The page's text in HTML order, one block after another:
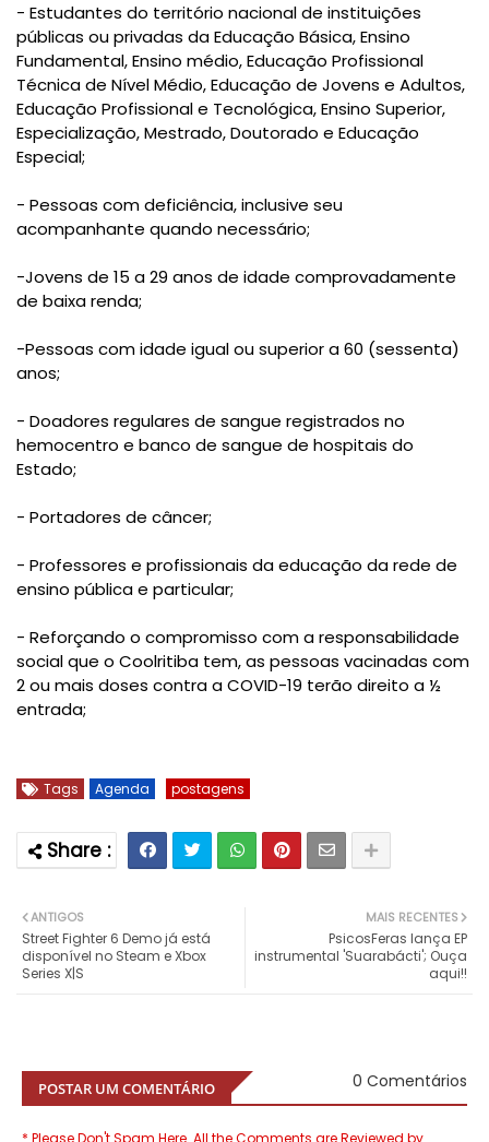
- Estudantes do território nacional de instituições
públicas ou privadas da Educação Básica, Ensino
Fundamental, Ensino médio, Educação Profissional
Técnica de Nível Médio, Educação de Jovens e Adultos,
Educação Profissional e Tecnológica, Ensino Superior,
Especialização, Mestrado, Doutorado e Educação
Especial;
- Pessoas com deficiência, inclusive seu
acompanhante quando necessário;
-Jovens de 15 a 29 anos de idade comprovadamente
de baixa renda;
-Pessoas com idade igual ou superior a 60 (sessenta)
anos;
- Doadores regulares de sangue registrados no
hemocentro e banco de sangue de hospitais do
Estado;
- Portadores de câncer;
- Professores e profissionais da educação da rede de
ensino pública e particular;
- Reforçando o compromisso com a responsabilidade
social que o Coolritiba tem, as pessoas vacinadas com
2 ou mais doses contra a COVID-19 terão direito a ½
entrada;
Tags Agenda postagens
MAIS RECENTES
PsicosFeras lança EP
instrumental 'Suarabácti'; Ouça
aqui!!
ANTIGOS
Street Fighter 6 Demo já está
disponível no Steam e Xbox
Series X|S
POSTAR UM COMENTÁRIO 0 Comentários